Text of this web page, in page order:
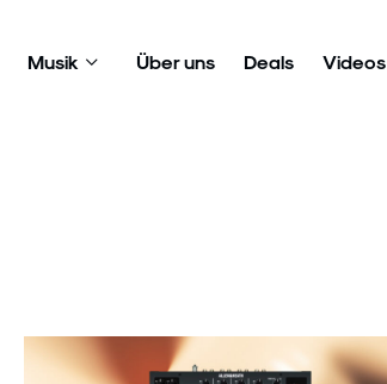
Musik Über uns Deals Videos